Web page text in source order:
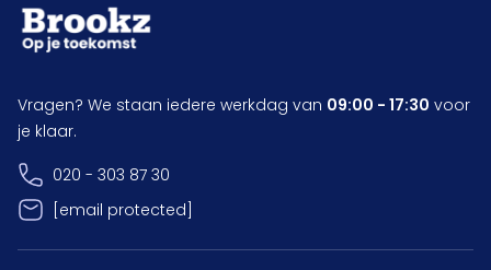
Vragen? We staan iedere werkdag van 09:00 - 17:30 voor
je klaar.
020 - 303 87 30
[email protected]